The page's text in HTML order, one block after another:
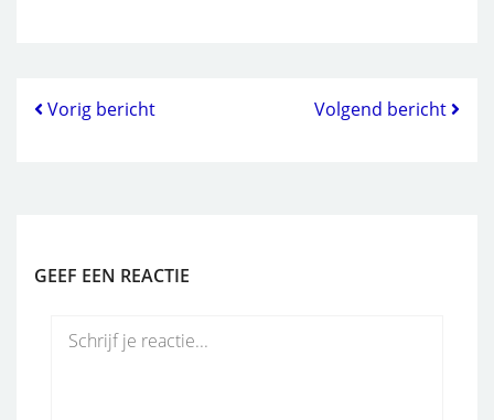
Vorig bericht Volgend bericht
GEEF EEN REACTIE